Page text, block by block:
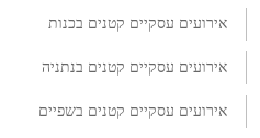
אירועים עסקיים קטנים בכנות
אירועים עסקיים קטנים בנתניה
אירועים עסקיים קטנים בשפיים